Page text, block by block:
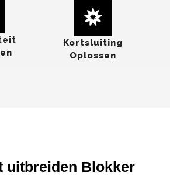
Kortsluiting
Oplossen
uitbreiden Blokker